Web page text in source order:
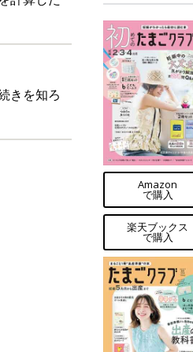
Amazon
で購入
楽天ブックス
で購入